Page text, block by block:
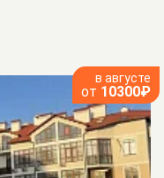
в августе
от 10300₽